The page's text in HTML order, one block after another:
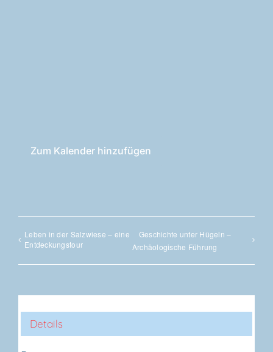
Zum Kalender hinzufügen
Leben in der Salz­wie­se – eine
Entdeckungstour
Geschich­te unter Hügeln –
Archäo­lo­gi­sche Führung
Details